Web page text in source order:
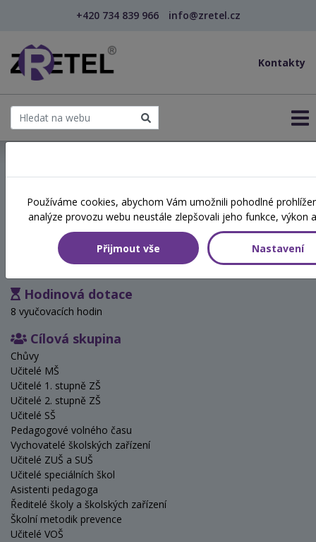
+420 734 839 966 info@zretel.cz
Kontakty
šablony
Vidím, slyším, vnímám a
rozumím sobě i dětem
Hodinová dotace
8 vyučovacích hodin
Cílová skupina
Chůvy
Učitelé MŠ
Učitelé 1. stupně ZŠ
Učitelé 2. stupně ZŠ
Učitelé SŠ
Pedagogové volného času
Vychovatelé školských zařízení
Učitelé ZUŠ a SUŠ
Učitelé speciálních škol
Asistenti pedagoga
Ředitelé školy a školských zařízení
Školní metodik prevence
Učitelé VOŠ
Používáme cookies, abychom Vám umožnili pohodlné
analýze provozu webu neustále zlepšovali jeho funkce, výkon
Přijmout vše Nastavení